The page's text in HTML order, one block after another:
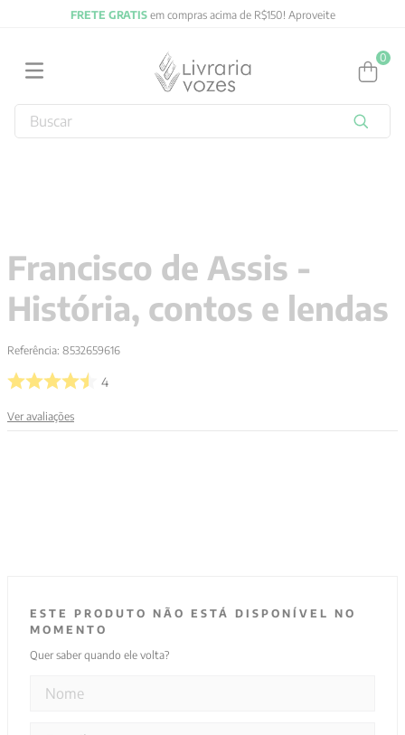
FRETE GRATISem compras acima de R$150! Aproveite
0
Buscar
Francisco de Assis -
História, contos e lendas
Referência: 8532659616
4
Ver avaliações
ESTE PRODUTO NÃO ESTÁ DISPONÍVEL NO
MOMENTO
Quer saber quando ele volta?
4º jung
5º pré venda